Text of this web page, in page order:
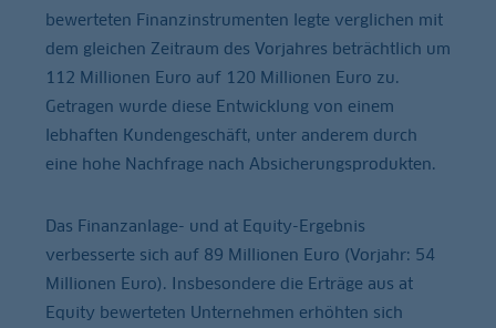
bewerteten Finanzinstrumenten legte verglichen mit
dem gleichen Zeitraum des Vorjahres beträchtlich um
112 Millionen Euro auf 120 Millionen Euro zu.
Getragen wurde diese Entwicklung von einem
lebhaften Kundengeschäft, unter anderem durch
eine hohe Nachfrage nach Absicherungsprodukten.
Das Finanzanlage- und at Equity-Ergebnis
verbesserte sich auf 89 Millionen Euro (Vorjahr: 54
Millionen Euro). Insbesondere die Erträge aus at
Equity bewerteten Unternehmen erhöhten sich